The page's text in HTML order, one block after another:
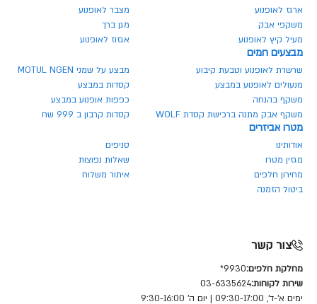
ארגז לאופנוע
מצבר לאופנוע
משקפי אבק
מגן ברך
מעיל קיץ לאופנוע
אגזוז לאופנוע
מבצעים חמים
שרשרת לאופנוע וטבעת קיבוע
מבצע על שמני MOTUL NGEN
מנעולים לאופנוע במבצע
קסדות במבצע
משקף בהנחה
כפפות אופנוע במבצע
משקף אבק מתנה ברכישת קסדת WOLF
קסדות קרבון ב 999 שח
מטרו אביזרים
אודותינו
סניפים
מגזין מטרו
שאלות נפוצות
מחירון חלפים
איתור משלוח
ביטול הזמנה
צור קשר
מחלקת חלפים:9930*
שירות לקוחות:03-6335624
ימים א'-ד', 09:30-17:00 | יום ה' 9:30-16:00